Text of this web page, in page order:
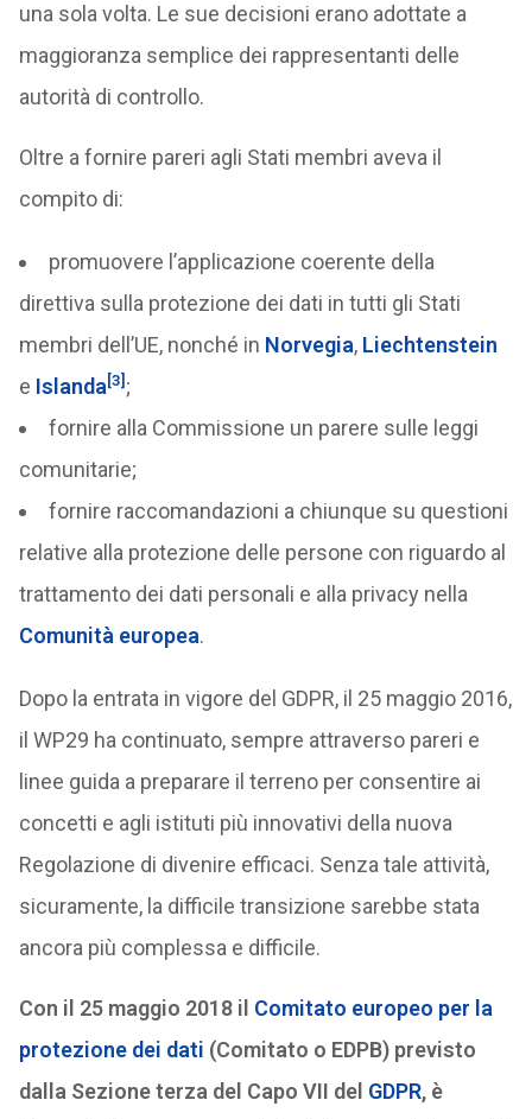
una sola volta. Le sue decisioni erano adottate a
maggioranza semplice dei rappresentanti delle
autorità di controllo.
Oltre a fornire pareri agli Stati membri aveva il
compito di:
promuovere l’applicazione coerente della
direttiva sulla protezione dei dati in tutti gli Stati
membri dell’UE, nonché in Norvegia, Liechtenstein
e Islanda[3] ;
fornire alla Commissione un parere sulle leggi
comunitarie;
fornire raccomandazioni a chiunque su questioni
relative alla protezione delle persone con riguardo al
trattamento dei dati personali e alla privacy nella
Comunità europea.
Dopo la entrata in vigore del GDPR, il 25 maggio 2016,
il WP29 ha continuato, sempre attraverso pareri e
linee guida a preparare il terreno per consentire ai
concetti e agli istituti più innovativi della nuova
Regolazione di divenire efficaci. Senza tale attività,
sicuramente, la difficile transizione sarebbe stata
ancora più complessa e difficile.
Con il 25 maggio 2018 il Comitato europeo per la
protezione dei dati (Comitato o EDPB) previsto
dalla Sezione terza del Capo VII del GDPR, è